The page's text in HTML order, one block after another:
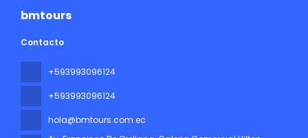
bmtours
Contacto
+593993096124
+593993096124
hola@bmtours.com.ec